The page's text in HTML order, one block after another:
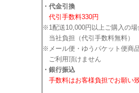
・代金引換
代引手数料330円
※1配送10,000円以上ご購入の場
当社負担（代引手数料無料）
※メール便・ゆうパケット便商
ご利用頂けません
・銀行振込
手数料はお客様負担でお願い